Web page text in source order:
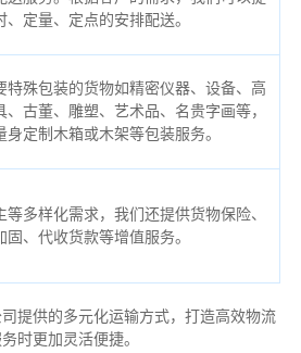
、定量、定点的安排配送。
特殊包装的货物如精密仪器、设备、高
古董、雕塑、艺术品、名贵字画等，
身定制木箱或木架等包装服务。
等多样化需求，我们还提供货物保险、
固、代收货款等增值服务。
提供的多元化运输方式，打造高效物流
时更加灵活便捷。